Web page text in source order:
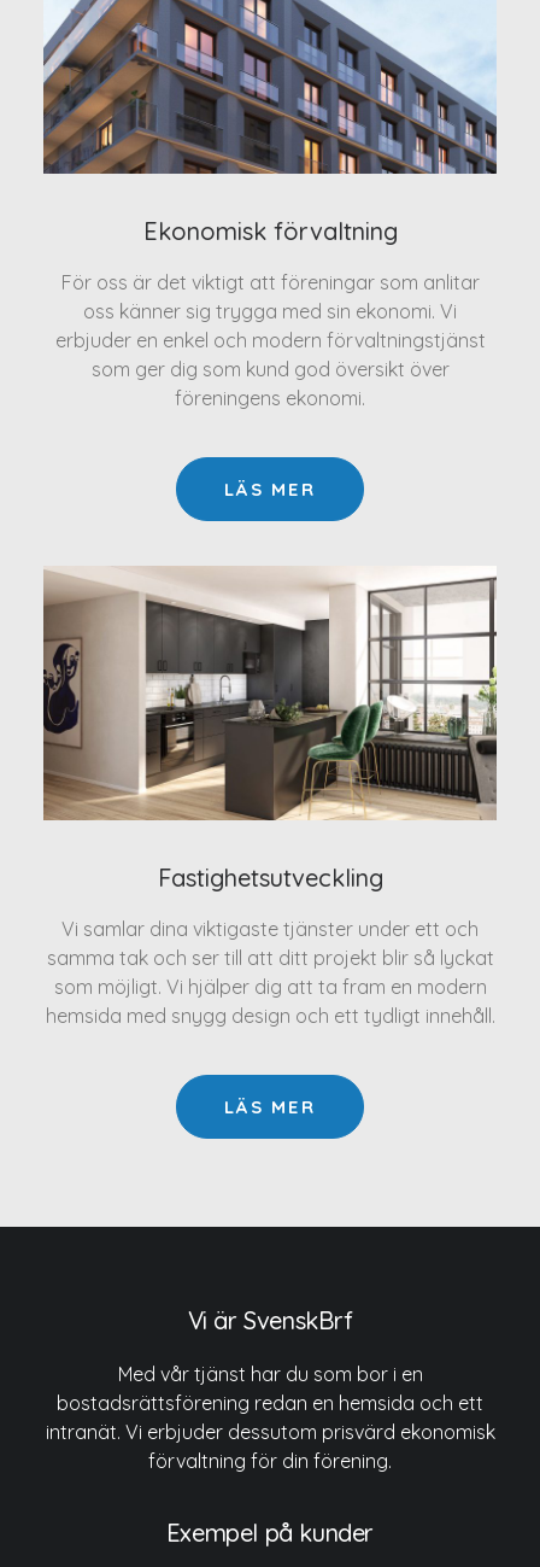
Ekonomisk förvaltning
För oss är det viktigt att föreningar som anlitar
oss känner sig trygga med sin ekonomi. Vi
erbjuder en enkel och modern förvaltningstjänst
som ger dig som kund god översikt över
föreningens ekonomi.
LÄS MER
Fastighetsutveckling
Vi samlar dina viktigaste tjänster under ett och
samma tak och ser till att ditt projekt blir så lyckat
som möjligt. Vi hjälper dig att ta fram en modern
hemsida med snygg design och ett tydligt innehåll.
LÄS MER
Vi är SvenskBrf
Med vår tjänst har du som bor i en
bostadsrättsförening redan en hemsida och ett
intranät. Vi erbjuder dessutom prisvärd ekonomisk
förvaltning för din förening.
Exempel på kunder